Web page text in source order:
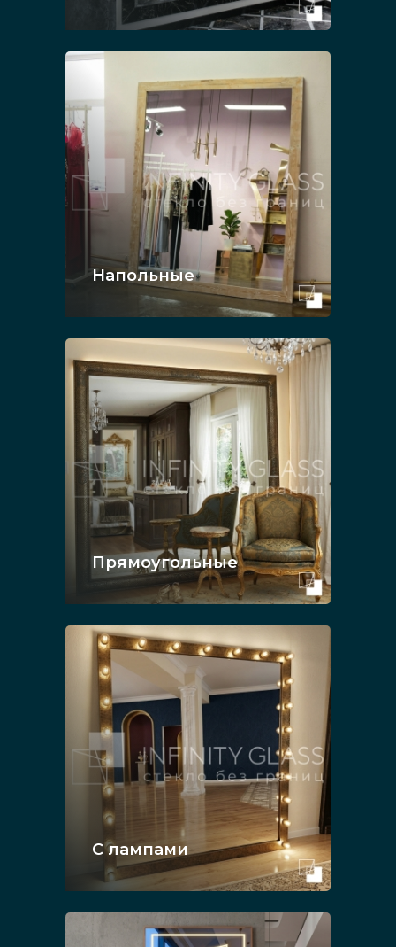
Напольные
Прямоугольные
С лампами